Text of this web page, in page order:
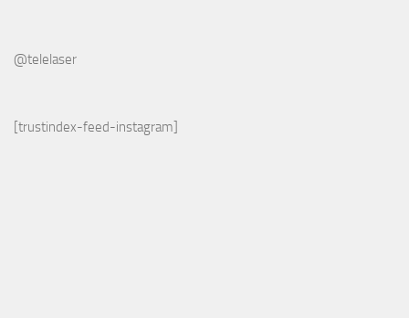
@telelaser
[trustindex-feed-instagram]